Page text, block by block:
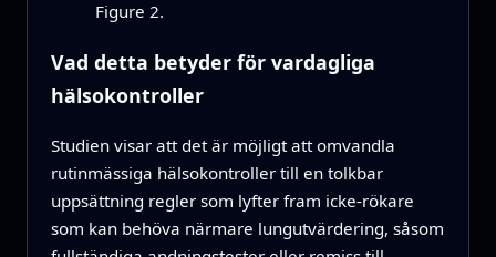
Figure 2.
Vad detta betyder för vardagliga
hälsokontroller
Studien visar att det är möjligt att omvandla
rutinmässiga hälsokontroller till en tolkbar
uppsättning regler som lyfter fram icke-rökare
som kan behöva närmare lungutvärdering, såsom